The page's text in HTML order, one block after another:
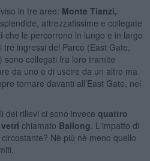
in tre aree: Monte Tianzi,
attrezzatissime e collegate
che le percorrono in lungo e in largo
ingressi del Parco (East Gate,
sono collegati fra loro tramite
da uno e di uscire da un altro ma
tornare davanti all’East Gate, nel
dei rilievi ci sono invece quattro
chiamato Bailong. L'impatto di
Nè più nè meno quello